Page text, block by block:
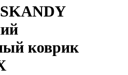
коврик